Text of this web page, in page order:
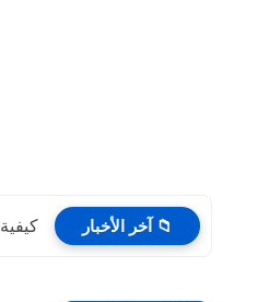
📁 آخر الأخبار